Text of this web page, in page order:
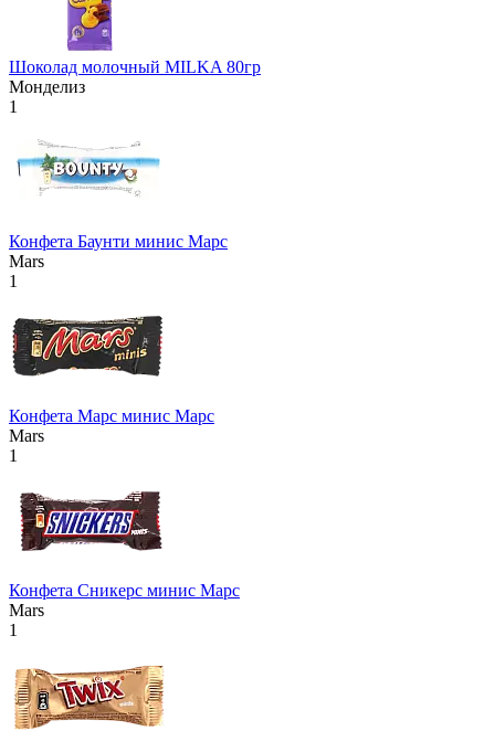
Шоколад молочный MILKA 80гр
Монделиз
1
Конфета Баунти минис Марс
Mars
1
Конфета Марс минис Марс
Mars
1
Конфета Сникерс минис Марс
Mars
1